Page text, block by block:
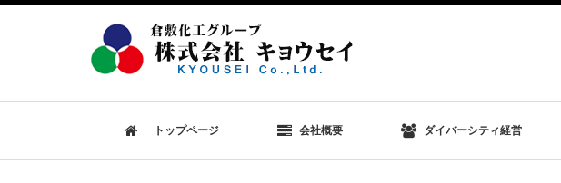
トップページ 会社概要 ダイバーシティ経営